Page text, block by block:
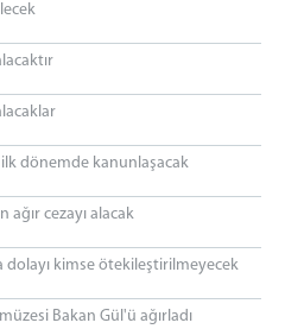
ilk dönemde kanunlaşacak
ağır cezayı alacak
dolayı kimse ötekileştirilmeyecek
Bakan Gül'ü ağırladı